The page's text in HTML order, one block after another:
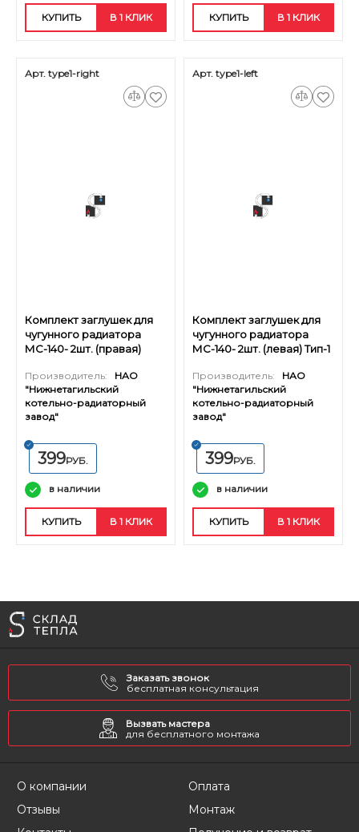
КУПИТЬ В 1 КЛИК КУПИТЬ В 1 КЛИК
Арт. type1-right
Комплект заглушек для
чугунного радиатора
МС-140- 2шт. (правая)
Производитель:
НАО
"Нижнетагильский
котельно-радиаторный
завод"
399РУБ.
в наличии
КУПИТЬ В 1 КЛИК
Арт. type1-left
Комплект заглушек для
чугунного радиатора
МС-140- 2шт. (левая) Тип-1
Производитель:
НАО
"Нижнетагильский
котельно-радиаторный
завод"
399РУБ.
в наличии
КУПИТЬ В 1 КЛИК
Заказать звонок
бесплатная консультация
Вызвать мастера
для бесплатного монтажа
О компании
Отзывы
Оплата
Монтаж